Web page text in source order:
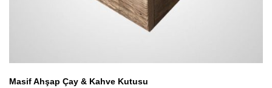
Masif Ahşap Çay & Kahve Kutusu